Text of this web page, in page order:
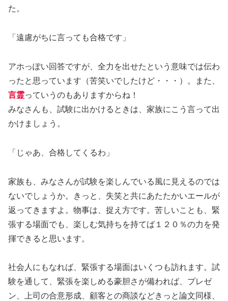
た。
「遠慮がちに言っても合格です」
アホっぽい回答ですが、全力を出せたという意味では伝わ
ったと思っています（苦笑いでしたけど・・・）。また、
言霊っていうのもありますからね！
みなさんも、試験に出かけるときは、家族にこう言って出
かけましょう。
「じゃあ、合格してくるわ」
家族も、みなさんが試験を楽しんでいる風に見えるのでは
ないでしょうか。きっと、失笑と共にあたたかいエールが
返ってきますよ。物事は、捉え方です。苦しいことも、緊
張する場面でも、楽しむ気持ちを持てば１２０％の力を発
揮できると思います。
社会人にもなれば、緊張する場面はいくつも訪れます。試
験を通して、緊張を楽しめる豪胆さが備われば、プレゼ
ン、上司の合意形成、顧客との商談などきっと論文同様、